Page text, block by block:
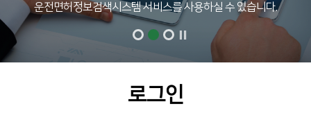
운전면허정보검색시스템 서비스를 사용하실 수 있습니다.
로그인